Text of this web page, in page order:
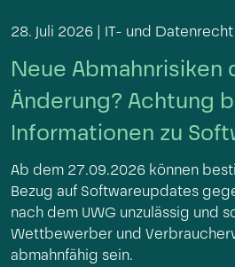
28. Juli 2026 | IT- und Datenrecht
Neue Abmahnrisiken
Änderung? Achtung
Informationen zu
Ab dem 27.09.2026 können
Bezug auf Softwareupdates
nach dem UWG unzulässig und
Wettbewerber und
abmahnfähig sein.